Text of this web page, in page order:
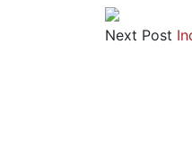
Next Post